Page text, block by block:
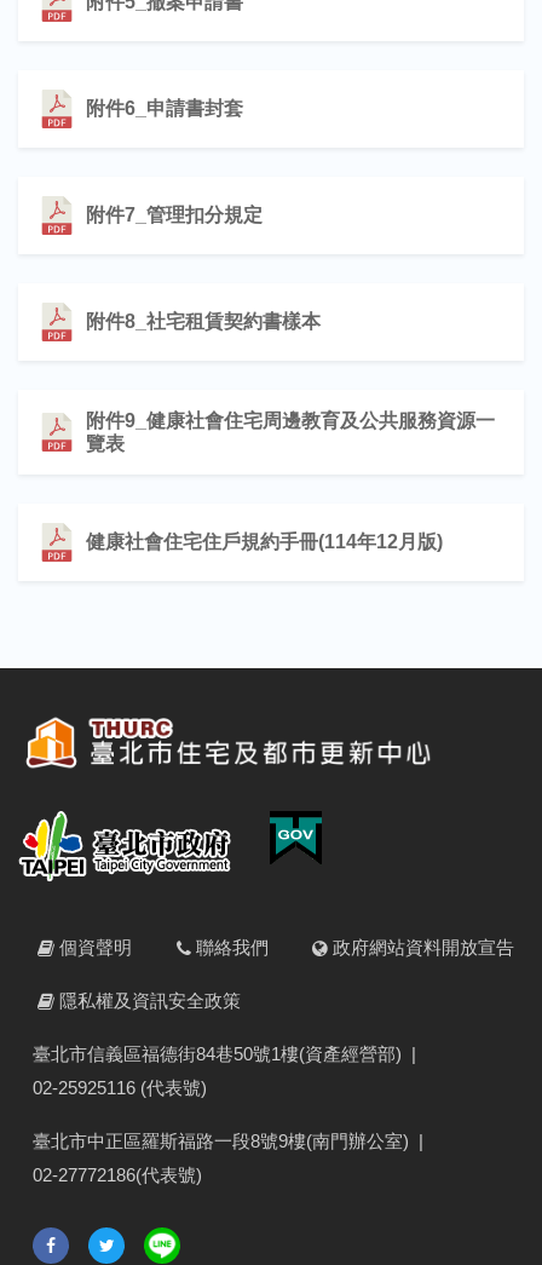
附件6_申請書封套
附件7_管理扣分規定
附件8_社宅租賃契約書樣本
附件9_健康社會住宅周邊教育及公共服務資源一
覽表
健康社會住宅住戶規約手冊(114年12月版)
個資聲明 聯絡我們 政府網站資料開放宣告
隱私權及資訊安全政策
臺北市信義區福德街84巷50號1樓(資產經營部) |
02-25925116 (代表號)
臺北市中正區羅斯福路一段8號9樓(南門辦公室) |
02-27772186(代表號)